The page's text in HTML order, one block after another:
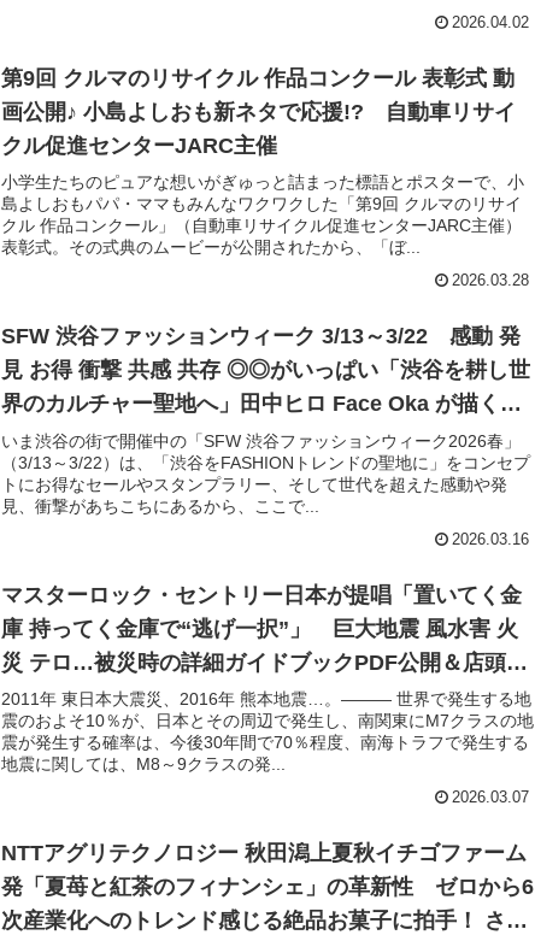
2026.04.02
第9回 クルマのリサイクル 作品コンクール 表彰式 動
画公開♪ 小島よしおも新ネタで応援!? 自動車リサイ
クル促進センターJARC主催
小学生たちのピュアな想いがぎゅっと詰まった標語とポスターで、小
島よしおもパパ・ママもみんなワクワクした「第9回 クルマのリサイ
クル 作品コンクール」（自動車リサイクル促進センターJARC主催）
表彰式。その式典のムービーが公開されたから、「ぼ...
2026.03.28
SFW 渋谷ファッションウィーク 3/13～3/22 感動 発
見 お得 衝撃 共感 共存 ◎◎がいっぱい「渋谷を耕し世
界のカルチャー聖地へ」田中ヒロ Face Oka が描く
CULTIVATE なシブヤとは？ Interview
いま渋谷の街で開催中の「SFW 渋谷ファッションウィーク2026春」
（3/13～3/22）は、「渋谷をFASHIONトレンドの聖地に」をコンセプ
トにお得なセールやスタンプラリー、そして世代を超えた感動や発
見、衝撃があちこちにあるから、ここで...
2026.03.16
マスターロック・セントリー日本が提唱「置いてく金
庫 持ってく金庫で“逃げ一択”」 巨大地震 風水害 火
災 テロ…被災時の詳細ガイドブックPDF公開＆店頭無
料配布 特設サイトも 3/11 公開
2011年 東日本大震災、2016年 熊本地震…。――― 世界で発生する地
震のおよそ10％が、日本とその周辺で発生し、南関東にM7クラスの地
震が発生する確率は、今後30年間で70％程度、南海トラフで発生する
地震に関しては、M8～9クラスの発...
2026.03.07
NTTアグリテクノロジー 秋田潟上夏秋イチゴファーム
発「夏苺と紅茶のフィナンシェ」の革新性 ゼロから6
次産業化へのトレンド感じる絶品お菓子に拍手！ さら